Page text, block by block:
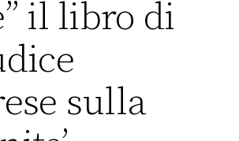
il libro di
sulla